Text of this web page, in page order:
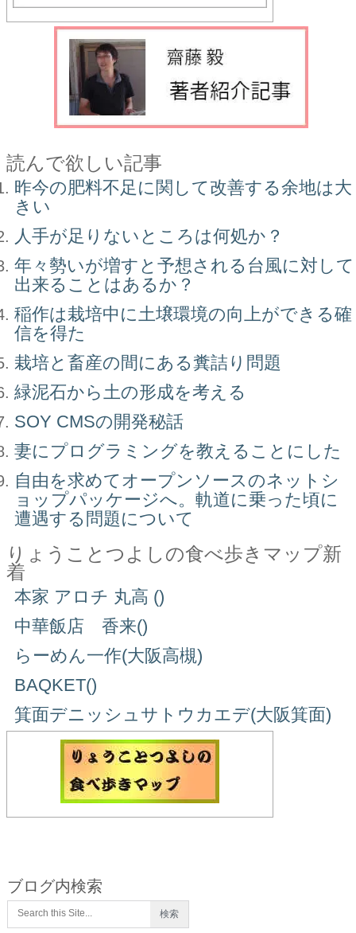
読んで欲しい記事
昨今の肥料不足に関して改善する余地は大
きい
人手が足りないところは何処か？
年々勢いが増すと予想される台風に対して
出来ることはあるか？
稲作は栽培中に土壌環境の向上ができる確
信を得た
栽培と畜産の間にある糞詰り問題
緑泥石から土の形成を考える
SOY CMSの開発秘話
妻にプログラミングを教えることにした
自由を求めてオープンソースのネットシ
ョップパッケージへ。軌道に乗った頃に
遭遇する問題について
りょうことつよしの食べ歩きマップ新
着
本家 アロチ 丸高 ()
中華飯店 香来()
らーめん一作(大阪高槻)
BAQKET()
箕面デニッシュサトウカエデ(大阪箕面)
ブログ内検索